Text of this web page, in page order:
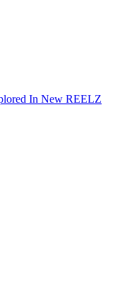
In New REELZ